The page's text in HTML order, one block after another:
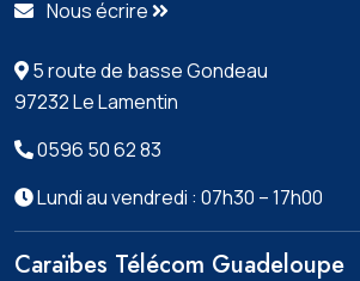
Nous écrire
5 route de basse Gondeau
97232 Le Lamentin
0596 50 62 83
Lundi au vendredi : 07h30 – 17h00
Caraïbes Télécom Guadeloupe